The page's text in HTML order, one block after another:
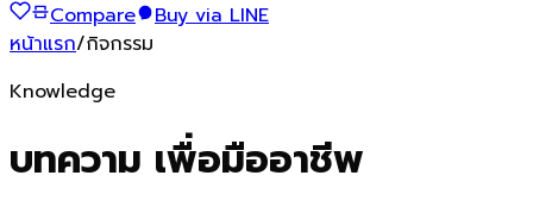
Compare
Buy via LINE
หน้าแรก/กิจกรรม
Knowledge
บทความ เพื่อมืออาชีพ